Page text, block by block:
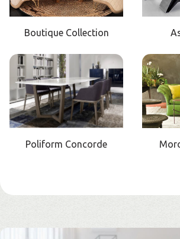
Boutique Collection
Poliform Concorde